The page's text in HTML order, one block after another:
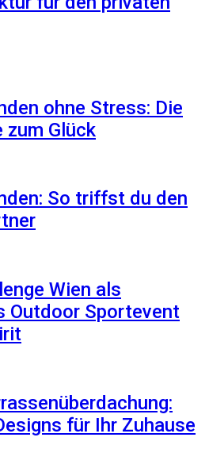
ohne Stress: Die
zum Glück
So triffst du den
Wien als
Outdoor Sportevent
für Ihr Zuhause